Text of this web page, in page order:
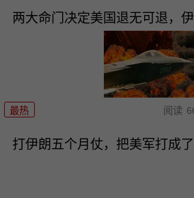
两大命门决定美国退无可退，
最热 阅读
打伊朗五个月仗，把美军打成